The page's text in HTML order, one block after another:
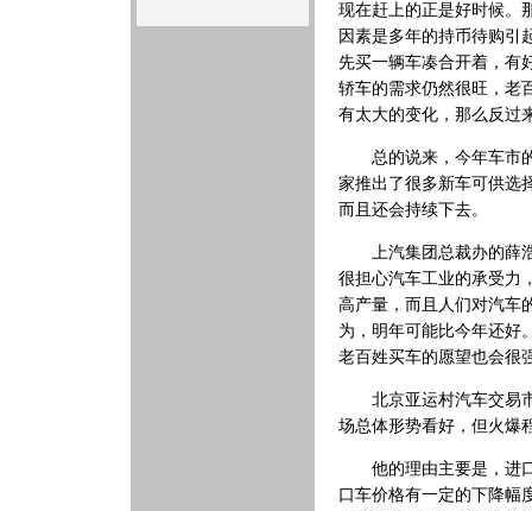
现在赶上的正是好时候。
因素是多年的持币待购引
先买一辆车凑合开着，有
轿车的需求仍然很旺，老
有太大的变化，那么反过
总的说来，今年车市的
家推出了很多新车可供选
而且还会持续下去。
上汽集团总裁办的薛浩
很担心汽车工业的承受力
高产量，而且人们对汽车
为，明年可能比今年还好
老百姓买车的愿望也会很
北京亚运村汽车交易市
场总体形势看好，但火爆
他的理由主要是，进口
口车价格有一定的下降幅